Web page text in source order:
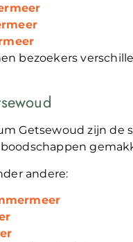
bezoekers
Getsewoud zijn de
andere: